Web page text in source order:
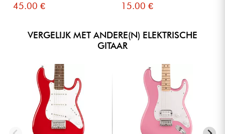
45.00 € 15.00 €
VERGELIJK MET ANDERE(N) ELEKTRISCHE
GITAAR